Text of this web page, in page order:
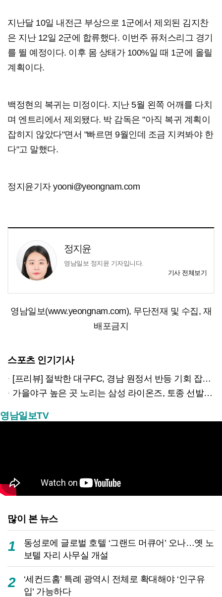
지난달 10일 내전근 부상으로 1군에서 제외된 김지찬
은 지난 12일 2군에 합류했다. 이번주 퓨처스리그 경기
를 뛸 예정이다. 이후 몸 상태가 100%일 때 1군에 올릴
계획이다.
백정현의 복귀는 미정이다. 지난 5월 왼쪽 어깨를 다치
며 엔트리에서 제외됐다. 박 감독은 "아직 복귀 계획이
잡히지 않았다"면서 "빠르면 9월인데 조금 지켜봐야 한
다"고 말했다.
정지윤기자 yooni@yeongnam.com
정지윤
영남일보 정지윤 기자입니다.
기사 전체보기
영남일보(www.yeongnam.com), 무단전재 및 수집, 재
배포금지
스포츠 인기기사
[프리뷰] 절박한 대구FC, 경남 원정서 반등 기회 잡을까?
가을야구 높은 곳 노리는 삼성 라이온즈, 토종 선발 반등이 열쇠
영남일보TV
많이 본 뉴스
1
동성로에 글로벌 호텔 ‘그랜드 머큐어’ 오나…옛 노
보텔 자리 사무실 개설
2
‘세컨드홈’ 특례 광역시 전체로 확대해야 ‘인구유
입’ 가능하다